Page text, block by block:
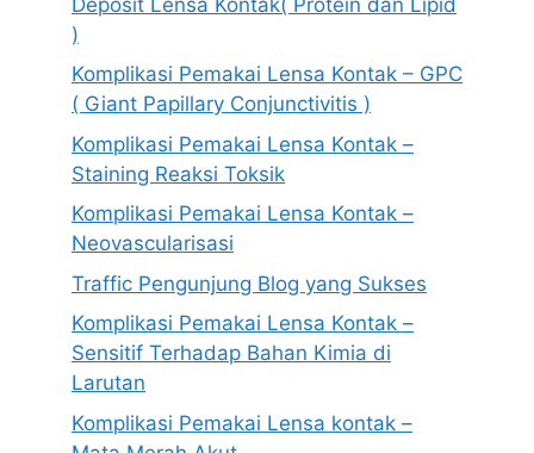
)
Komplikasi Pemakai Lensa Kontak – GPC
( Giant Papillary Conjunctivitis )
Komplikasi Pemakai Lensa Kontak –
Staining Reaksi Toksik
Komplikasi Pemakai Lensa Kontak –
Neovascularisasi
Traffic Pengunjung Blog yang Sukses
Komplikasi Pemakai Lensa Kontak –
Sensitif Terhadap Bahan Kimia di
Larutan
Komplikasi Pemakai Lensa kontak –